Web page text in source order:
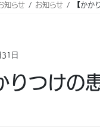
知らせ お知らせ 【かか
日
りつけの